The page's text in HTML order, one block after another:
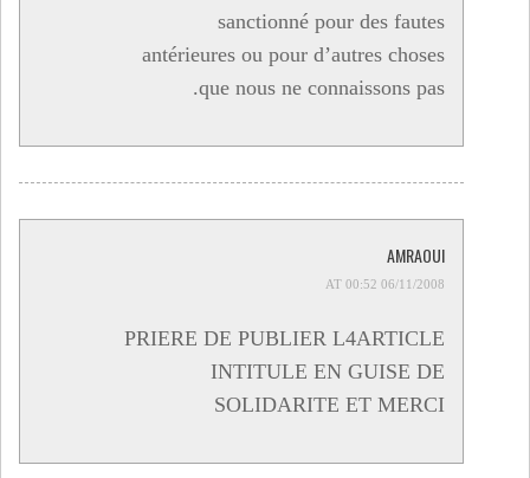
sanctionné pour des fautes
antérieures ou pour d’autres choses
que nous ne connaissons pas.
AMRAOUI
06/11/2008 AT 00:52
PRIERE DE PUBLIER L4ARTICLE
INTITULE EN GUISE DE
SOLIDARITE ET MERCI